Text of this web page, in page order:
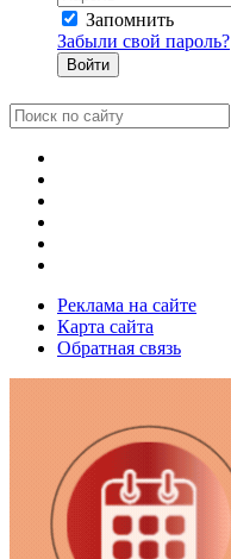
Запомнить
Забыли свой пароль?
Реклама на сайте
Карта сайта
Обратная связь